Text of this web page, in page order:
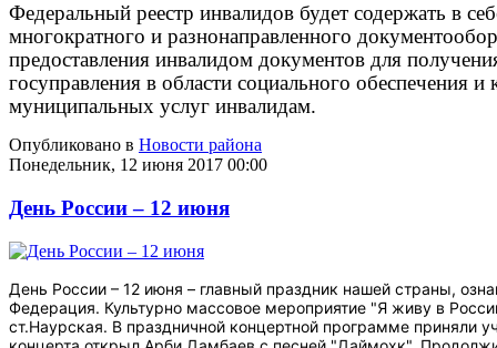
Федеральный реестр инвалидов будет содержать в
многократного и разнонаправленного
предоставления инвалидом документов для
госуправления в области социального обеспечения
муниципальных услуг инвалидам.
Опубликовано в Новости района
Понедельник, 12 июня 2017 00:00
День России – 12 июня
День России – 12 июня – главный праздник нашей страны,
Федерация. Культурно массовое мероприятие "Я живу в
ст.Наурская. В праздничной концертной программе приняли